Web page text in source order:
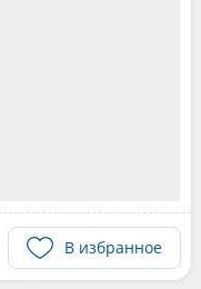
В избранное